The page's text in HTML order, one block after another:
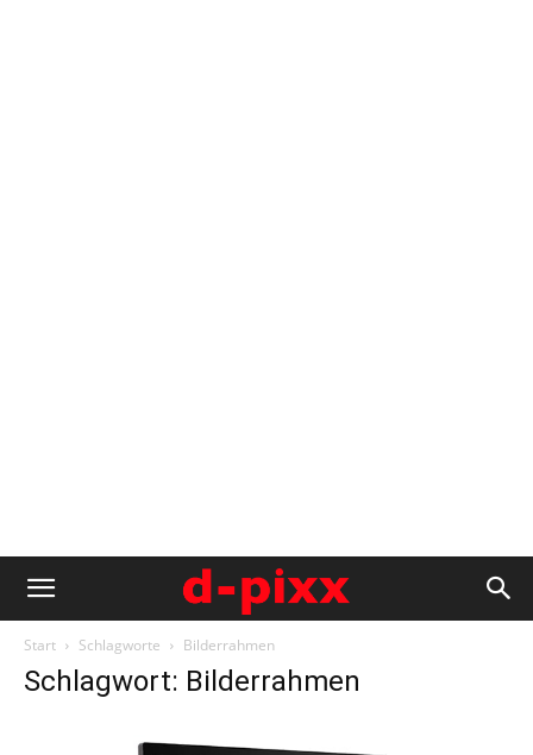
Start Schlagworte Bilderrahmen
Schlagwort: Bilderrahmen